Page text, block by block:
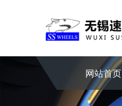
网站首页